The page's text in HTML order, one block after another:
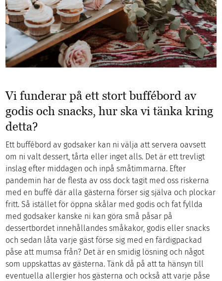
Vi funderar på ett stort buffébord av
godis och snacks, hur ska vi tänka kring
detta?
Ett buffébord av godsaker kan ni välja att servera oavsett
om ni valt dessert, tårta eller inget alls. Det är ett trevligt
inslag efter middagen och inpå småtimmarna. Efter
pandemin har de flesta av oss dock tagit med oss riskerna
med en buffé där alla gästerna förser sig själva och plockar
fritt. Så istället för öppna skålar med godis och fat fyllda
med godsaker kanske ni kan göra små påsar på
dessertbordet innehållandes småkakor, godis eller snacks
och sedan låta varje gäst förse sig med en färdigpackad
påse att mumsa från? Det är en smidig lösning och något
som uppskattas av gästerna. Tänk då på att ta hänsyn till
eventuella allergier hos gästerna och också att varje påse